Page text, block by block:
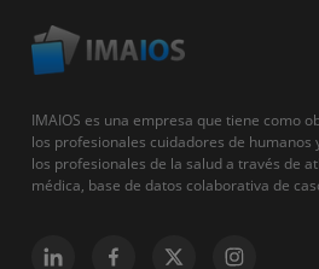
IMAIOS es una empresa que tiene como
los profesionales cuidadores de humanos
los profesionales de la salud a través de
médica, base de datos colaborativa de